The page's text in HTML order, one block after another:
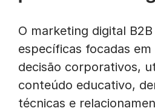
O marketing digital
específicas focadas
decisão corporativos,
conteúdo educativo,
técnicas e